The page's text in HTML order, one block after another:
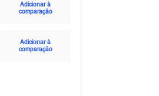
Adicionar à
comparação
Adicionar à
comparação